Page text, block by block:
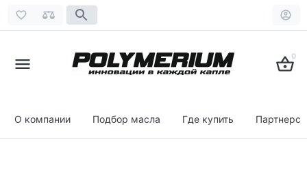
0
О компании Подбор масла Где купить